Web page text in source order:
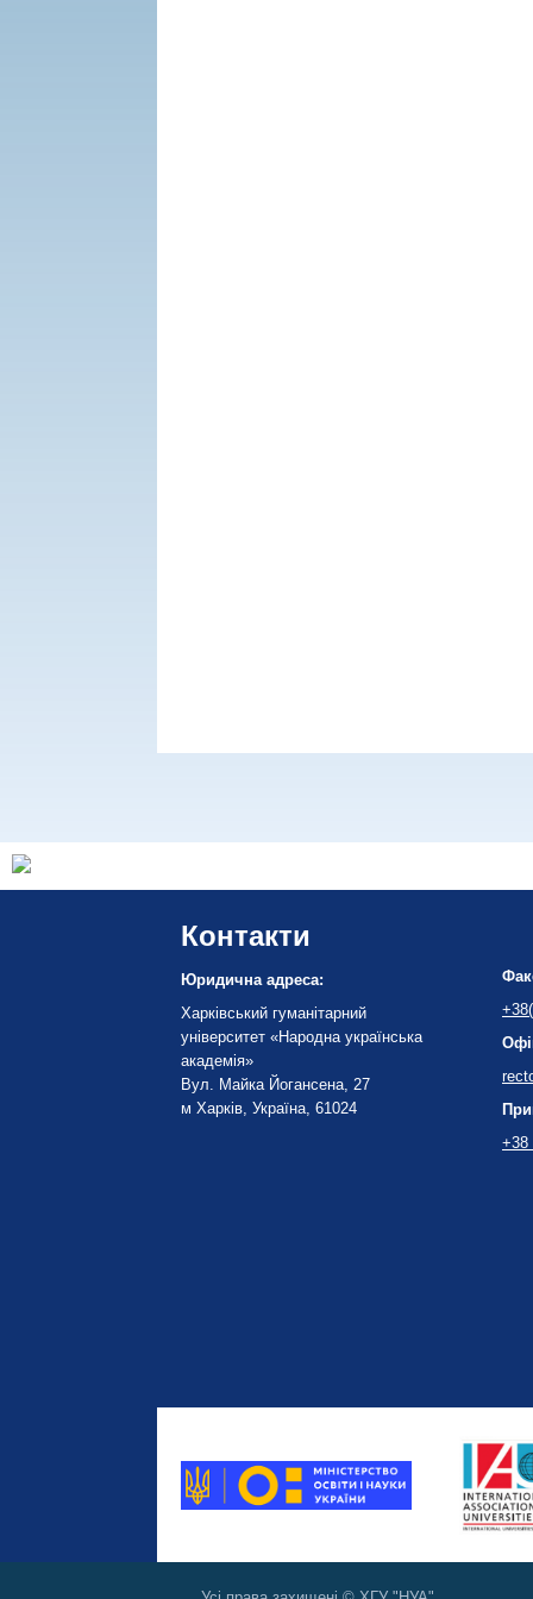
Контакти
Юридична адреса:
Харківський гуманітарний
університет «Народна українська
академія»
Вул. Майка Йогансена, 27
м Харків, Україна, 61024
+38